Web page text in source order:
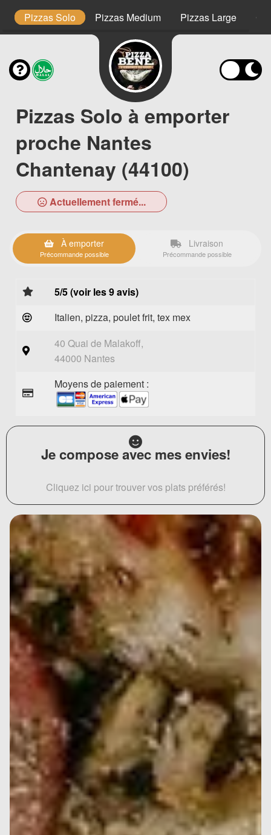
Pizzas Solo Pizzas Medium Pizzas Large
Pizzas Solo à emporter
proche Nantes
Chantenay (44100)
Actuellement fermé...
À emporter
Précommande possible
Livraison
Précommande possible
5/5 (voir les 9 avis)
Italien, pizza, poulet frit, tex mex
40 Quai de Malakoff,
44000 Nantes
Moyens de paiement :
Je compose avec mes envies!
Cliquez ici pour trouver vos plats préférés!